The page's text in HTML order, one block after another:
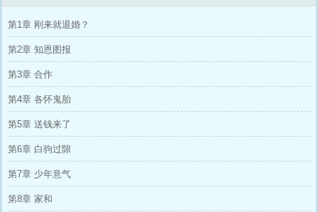
第1章 刚来就退婚？
第2章 知恩图报
第3章 合作
第4章 各怀鬼胎
第5章 送钱来了
第6章 白驹过隙
第7章 少年意气
第8章 家和